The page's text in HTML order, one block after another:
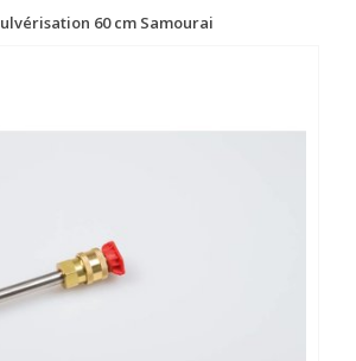
60 cm Samourai